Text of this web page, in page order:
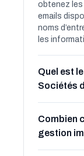
obtenez les
emails
noms
les
Quel est
Sociétés
Combien
gestion